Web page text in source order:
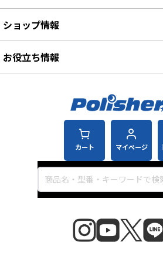
カート マイページ
ショップ情報
お役立ち情報